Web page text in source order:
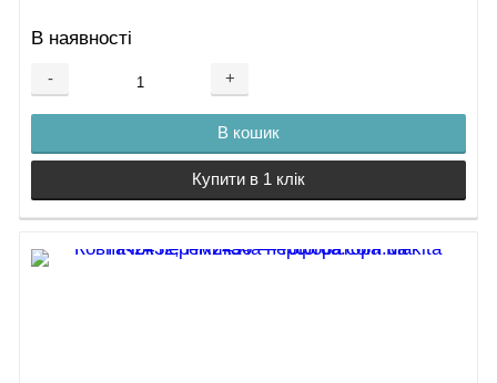
В наявності
- +
В кошик
Купити в 1 клік